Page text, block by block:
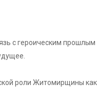
с героическим прошлым
роли Житомирщины